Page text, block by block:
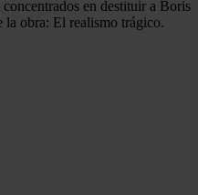
en destituir a Boris
la obra: El realismo trágico.